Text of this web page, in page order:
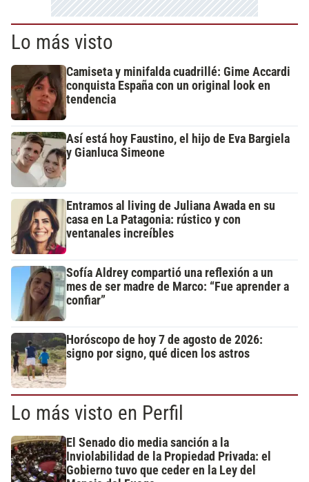
Lo más visto
Camiseta y minifalda cuadrillé: Gime Accardi
conquista España con un original look en
tendencia
Así está hoy Faustino, el hijo de Eva Bargiela
y Gianluca Simeone
Entramos al living de Juliana Awada en su
casa en La Patagonia: rústico y con
ventanales increíbles
Sofía Aldrey compartió una reflexión a un
mes de ser madre de Marco: “Fue aprender a
confiar”
Horóscopo de hoy 7 de agosto de 2026:
signo por signo, qué dicen los astros
Lo más visto en Perfil
El Senado dio media sanción a la
Inviolabilidad de la Propiedad Privada: el
Gobierno tuvo que ceder en la Ley del